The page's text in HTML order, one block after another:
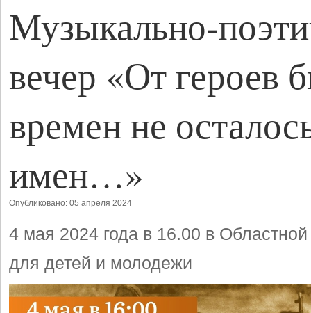
Музыкально-
вечер «От героев
времен не
имен…»
Опубликовано: 05 апреля 2024
4 мая 2024 года в 16.00 в Областной
для детей и молодежи